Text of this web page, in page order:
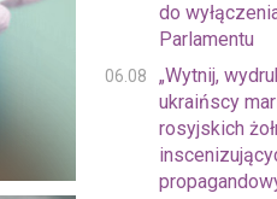
do
Parlamentu
06.08
„Wytnij,
ukraińscy
rosyjskich